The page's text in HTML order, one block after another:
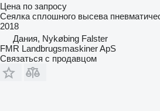
Цена по запросу
Сеялка сплошного высева
2018
Дания, Nykøbing Falster
FMR Landbrugsmaskiner ApS
Связаться с продавцом